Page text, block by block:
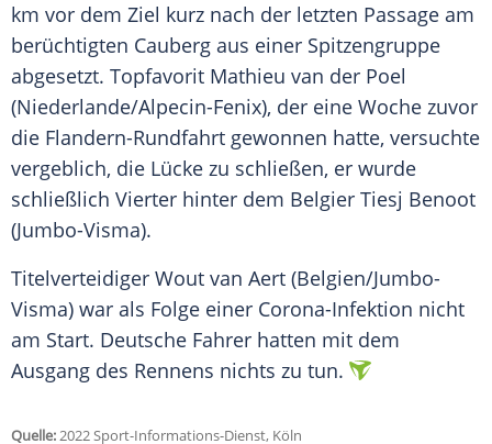
km vor dem Ziel kurz nach der letzten Passage am
berüchtigten Cauberg aus einer Spitzengruppe
abgesetzt. Topfavorit Mathieu van der Poel
(Niederlande/Alpecin-Fenix), der eine Woche zuvor
die Flandern-Rundfahrt gewonnen hatte, versuchte
vergeblich, die Lücke zu schließen, er wurde
schließlich Vierter hinter dem Belgier Tiesj Benoot
(Jumbo-Visma).
Titelverteidiger Wout van Aert (Belgien/Jumbo-
Visma) war als Folge einer Corona-Infektion nicht
am Start. Deutsche Fahrer hatten mit dem
Ausgang des Rennens nichts zu tun.
Quelle:2022 Sport-Informations-Dienst, Köln